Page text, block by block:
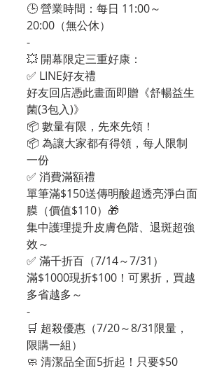
🕒 營業時間：每日 11:00～
20:00（無公休）
-
💥 開幕限定三重好康：
✅ LINE好友禮
好友回店憑此畫面即贈《舒暢益生
菌(3包入)》
📦 數量有限，先來先領！
📦 為讓大家都有得領，每人限制
一份
✅ 消費滿額禮
單筆滿$150送傳明酸超透亮淨白面
膜（價值$110）🎁
集中護理提升皮膚色階、退斑超強
效～
✅ 滿千折百（7/14～7/31）
滿$1000現折$100！可累折，買越
多省越多～
-
🛒 超殺優惠（7/20～8/31限量，
限購一組）
🧼 清潔品全面5折起！只要$50